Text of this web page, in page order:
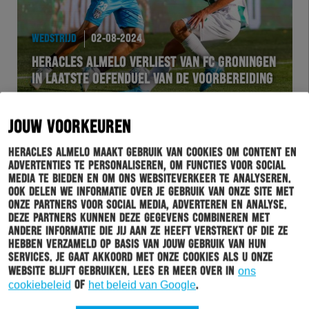
JOUW VOORKEUREN
Heracles Almelo maakt gebruik van cookies om content en
advertenties te personaliseren, om functies voor social
media te bieden en om ons websiteverkeer te analyseren.
Ook delen we informatie over je gebruik van onze site met
onze partners voor social media, adverteren en analyse.
Deze partners kunnen deze gegevens combineren met
andere informatie die jij aan ze heeft verstrekt of die ze
hebben verzameld op basis van jouw gebruik van hun
services. Je gaat akkoord met onze cookies als u onze
website blijft gebruiken. Lees er meer over in ons
cookiebeleid of het beleid van Google.
WEDSTRIJD 02-08-2024
HERACLES ALMELO VERLIEST VAN FC GRONINGEN
IN LAATSTE OEFENDUEL VAN DE VOORBEREIDING
HERACLES 02-08-2024
HERACLES ALMELO NEEMT DANIËL VAN KAAM